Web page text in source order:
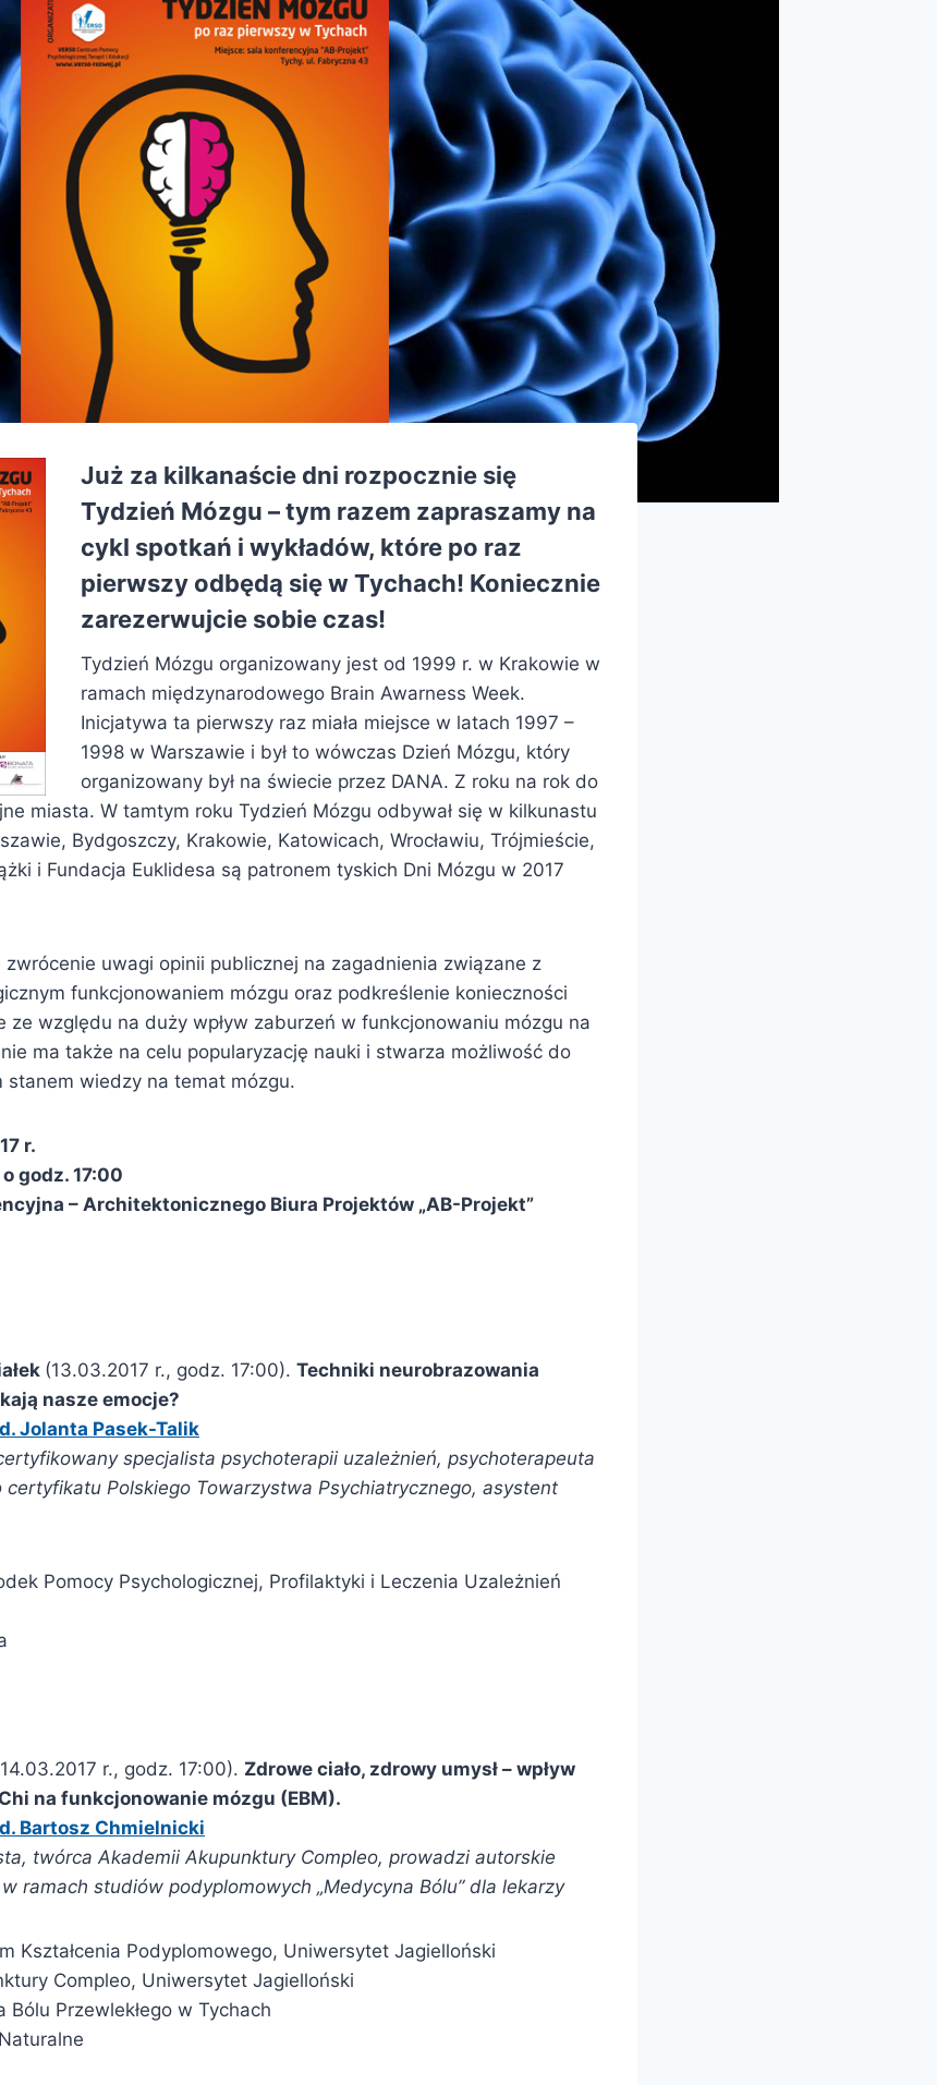
Już za kilkanaście dni rozpocznie się
Tydzień Mózgu – tym razem zapraszamy na
cykl spotkań i wykładów, które po raz
pierwszy odbędą się w Tychach! Koniecznie
zarezerwujcie sobie czas!
Tydzień Mózgu organizowany jest od 1999 r. w Krakowie w
ramach międzynarodowego Brain Awarness Week.
Inicjatywa ta pierwszy raz miała miejsce w latach 1997 –
1998 w Warszawie i był to wówczas Dzień Mózgu, który
organizowany był na świecie przez DANA. Z roku na rok do
miasta. W tamtym roku Tydzień Mózgu odbywał się w kilkunastu
Bydgoszczy, Krakowie, Katowicach, Wrocławiu, Trójmieście,
i Fundacja Euklidesa są patronem tyskich Dni Mózgu w 2017
zwrócenie uwagi opinii publicznej na zagadnienia związane z
funkcjonowaniem mózgu oraz podkreślenie konieczności
ze względu na duży wpływ zaburzeń w funkcjonowaniu mózgu na
ma także na celu popularyzację nauki i stwarza możliwość do
stanem wiedzy na temat mózgu.
r.
godz. 17:00
– Architektonicznego Biura Projektów „AB-Projekt”
(13.03.2017 r., godz. 17:00). Techniki neurobrazowania
nasze emocje?
Jolanta Pasek-Talik
specjalista psychoterapii uzależnień, psychoterapeuta
Polskiego Towarzystwa Psychiatrycznego, asystent
Pomocy Psychologicznej, Profilaktyki i Leczenia Uzależnień
r., godz. 17:00). Zdrowe ciało, zdrowy umysł – wpływ
na funkcjonowanie mózgu (EBM).
Bartosz Chmielnicki
twórca Akademii Akupunktury Compleo, prowadzi autorskie
ramach studiów podyplomowych „Medycyna Bólu” dla lekarzy
Kształcenia Podyplomowego, Uniwersytet Jagielloński
Compleo, Uniwersytet Jagielloński
Bólu Przewlekłego w Tychach